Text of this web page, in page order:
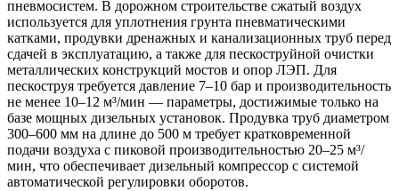
пневмосистем. В дорожном строительстве сжатый воздух
используется для уплотнения грунта пневматическими
катками, продувки дренажных и канализационных труб перед
сдачей в эксплуатацию, а также для пескоструйной очистки
металлических конструкций мостов и опор ЛЭП. Для
пескоструя требуется давление 7–10 бар и производительность
не менее 10–12 м³/мин — параметры, достижимые только на
базе мощных дизельных установок. Продувка труб диаметром
300–600 мм на длине до 500 м требует кратковременной
подачи воздуха с пиковой производительностью 20–25 м³/
мин, что обеспечивает дизельный компрессор с системой
автоматической регулировки оборотов.